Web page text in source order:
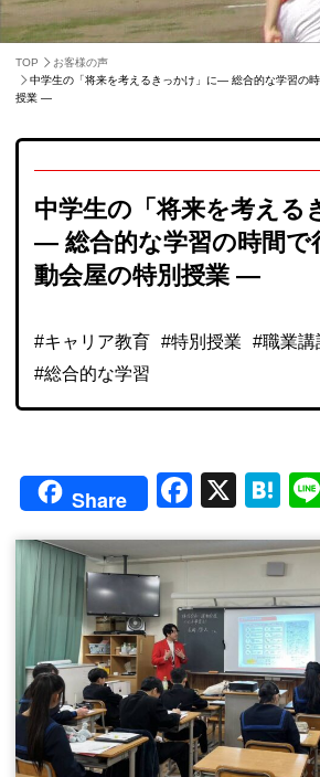
VOICES
TOP
お客様の声
中学生の「将来を考えるきっかけ」に― 総合的な学習の
授業 ―
中学生の「将来を考える
― 総合的な学習の時間で
動会屋の特別授業 ―
#キャリア教育 #特別授業 #職業講
#総合的な学習
Share X